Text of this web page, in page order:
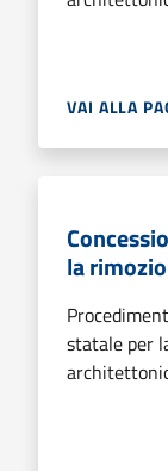
VAI ALLA
la
statale per